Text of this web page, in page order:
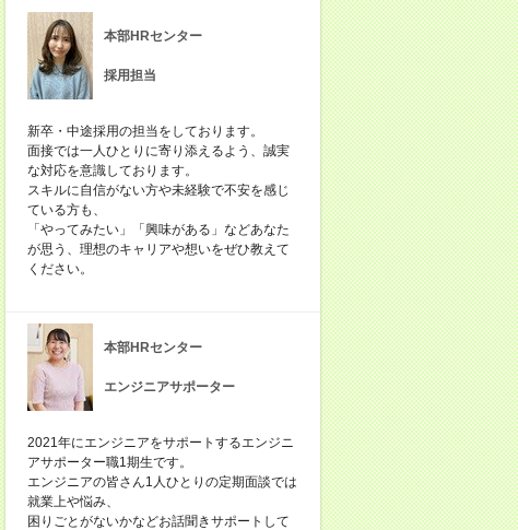
本部HRセンター
採用担当
新卒・中途採用の担当をしております。
面接では一人ひとりに寄り添えるよう、誠実
な対応を意識しております。
スキルに自信がない方や未経験で不安を感じ
ている方も、
「やってみたい」「興味がある」などあなた
が思う、理想のキャリアや想いをぜひ教えて
ください。
本部HRセンター
エンジニアサポーター
2021年にエンジニアをサポートするエンジニ
アサポーター職1期生です。
エンジニアの皆さん1人ひとりの定期面談では
就業上や悩み、
困りごとがないかなどお話聞きサポートして